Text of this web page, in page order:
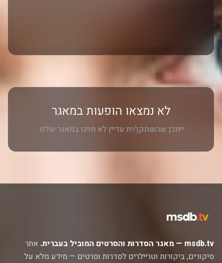
לא נמצאו הופעות במאגר
ייתכן שהשחקן/ית עדיין לא תויגו במאגר שלנו.
msdb.tv — מאגר הסדרות והסרטים המוביל בעברית.
אתר
סיקורים, ביקורות וטריילרים לסדרות וסרטים — מידע מלא על